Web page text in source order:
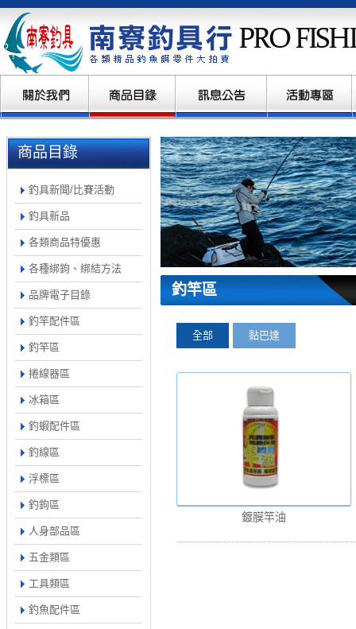
商品目錄
釣具新聞/比賽活動
釣具新品
各類商品特優惠
各種綁鉤、綁結方法
品牌電子目錄
釣竿配件區
釣竿區
捲線器區
冰箱區
釣蝦配件區
釣線區
浮標區
釣鉤區
人身部品區
五金類區
工具類區
釣魚配件區
釣竿區
全部 黏巴達
鍍膜竿油